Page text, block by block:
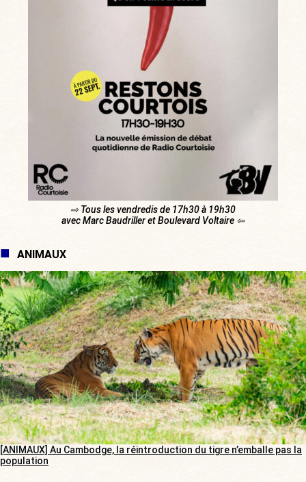
⇨ Tous les vendredis de 17h30 à 19h30
avec Marc Baudriller et Boulevard Voltaire ⇦
ANIMAUX
[ANIMAUX] Au Cambodge, la réintroduction du tigre n’emballe pas la
population